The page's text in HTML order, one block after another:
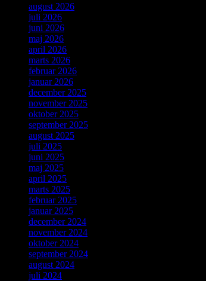
august 2026
juli 2026
juni 2026
maj 2026
april 2026
marts 2026
februar 2026
januar 2026
december 2025
november 2025
oktober 2025
september 2025
august 2025
juli 2025
juni 2025
maj 2025
april 2025
marts 2025
februar 2025
januar 2025
december 2024
november 2024
oktober 2024
september 2024
august 2024
juli 2024